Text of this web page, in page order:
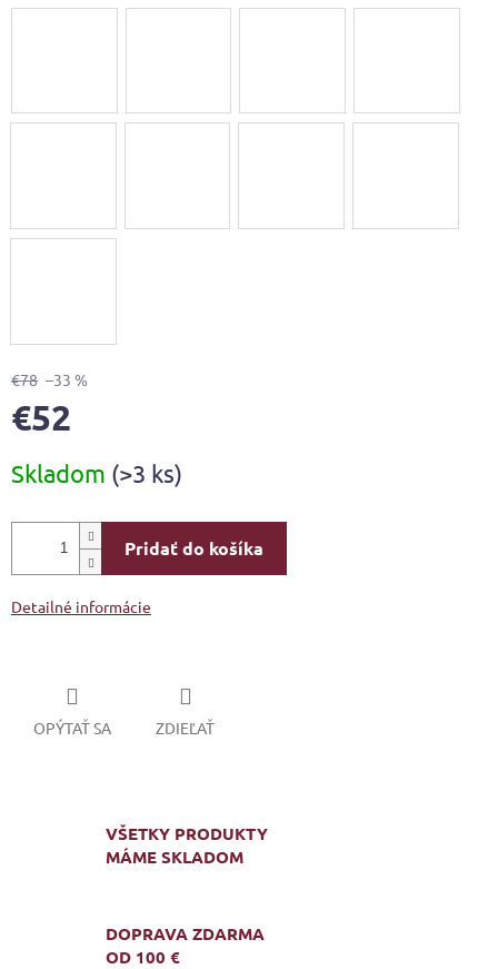
€78 –33 %
€52
cena:
Skladom (>3 ks)
Pridať do košíka
Detailné informácie
OPÝTAŤ SA ZDIEĽAŤ
VŠETKY PRODUKTY
MÁME SKLADOM
DOPRAVA ZDARMA
OD 100 €